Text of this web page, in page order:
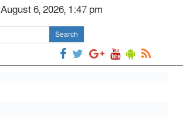
August 6, 2026, 1:47 pm
Search